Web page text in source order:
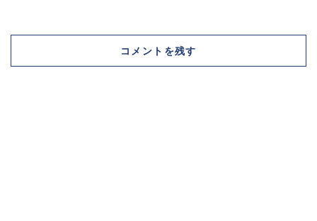
コメントを残す